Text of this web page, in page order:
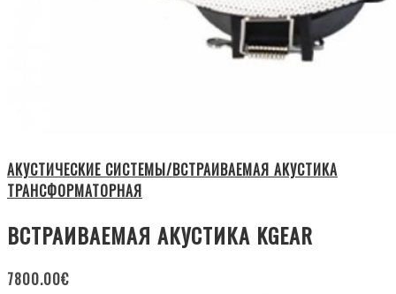
АКУСТИЧЕСКИЕ СИСТЕМЫ/ВСТРАИВАЕМАЯ АКУСТИКА
ТРАНСФОРМАТОРНАЯ
ВСТРАИВАЕМАЯ АКУСТИКА KGEAR
7800.00€